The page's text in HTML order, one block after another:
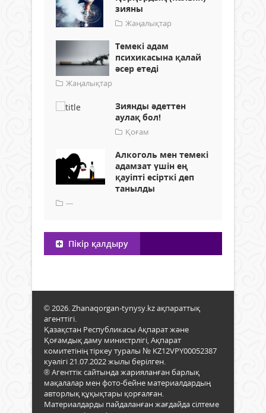
зияны
Жаңалықтар
Темекі адам
психикасына қалай
әсер етеді
Жаңалықтар
Зиянды әдеттен
аулақ бол!
Қоғам
Алкоголь мен темекі
адамзат үшін ең
қауіпті есірткі деп
танылды
---
Пікір қалдыру
© 2026. Zhanaqorgan-tynysy.kz ақпараттық
агенттігі.
Қазақстан Республикасы Ақпарат және
Қоғамдық даму министрлігі, Ақпарат
комитетінің тіркеу туралы № KZ12VPY00052387
куәлігі 21.07.2022 жылы берілген.
® Агенттік сайтында жарияланған барлық
мақалалар мен фото-бейне материалдардың
авторлық құқықтары қорғалған.
Материалдарды пайдаланған жағдайда сілтеме